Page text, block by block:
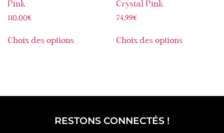
Pink
110,00€
Choix des options
Crystal Pink
74,99€
Choix des options
RESTONS CONNECTÉS !